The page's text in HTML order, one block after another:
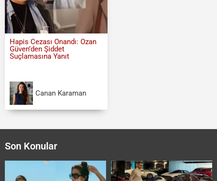
Hapis Cezası Onandı: Ozan
Güven’den Şiddet
Suçlamasına Yanıt
Canan Karaman
Son Konular